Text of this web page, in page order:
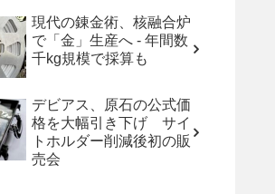
現代の錬金術、核融合炉
で「金」生産へ - 年間数
千kg規模で採算も
デビアス、原石の公式価
格を大幅引き下げ サイ
トホルダー削減後初の販
売会